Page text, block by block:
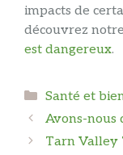
impacts de
découvrez
est dangereux.
Catégories
Santé et
Avons-nous
Tarn Valley